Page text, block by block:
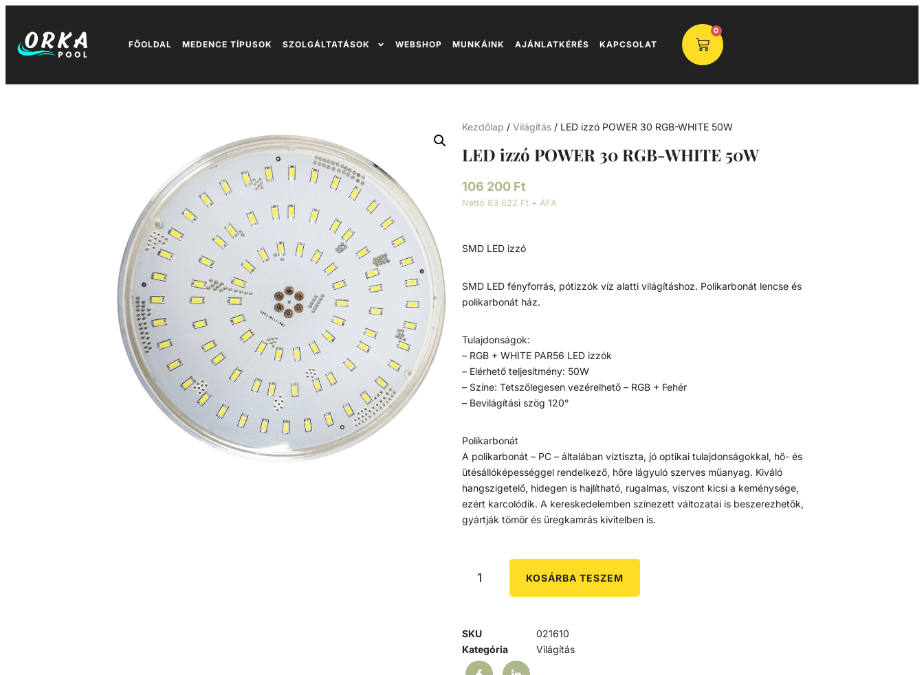
FŐOLDAL MEDENCE TÍPUSOK SZOLGÁLTATÁSOK WEBSHOP MUNKÁINK AJÁNLATKÉRÉS KAPCSOLAT
0
Kezdőlap / Világítás / LED izzó POWER 30 RGB-WHITE 50W
LED izzó POWER 30 RGB-WHITE 50W
106 200 Ft
Nettó 83 622 Ft + ÁFA
SMD LED izzó
SMD LED fényforrás, pótizzók víz alatti világításhoz. Polikarbonát lencse és
polikarbonát ház.
Tulajdonságok:
– RGB + WHITE PAR56 LED izzók
– Elérhető teljesítmény: 50W
– Színe: Tetszőlegesen vezérelhető – RGB + Fehér
– Bevilágítási szög 120°
Polikarbonát
A polikarbonát – PC – általában víztiszta, jó optikai tulajdonságokkal, hő- és
ütésállóképességgel rendelkező, hőre lágyuló szerves műanyag. Kiváló
hangszigetelő, hidegen is hajlítható, rugalmas, viszont kicsi a keménysége,
ezért karcolódik. A kereskedelemben színezett változatai is beszerezhetők,
gyártják tömör és üregkamrás kivitelben is.
KOSÁRBA TESZEM
SKU
021610
Kategória
Világítás